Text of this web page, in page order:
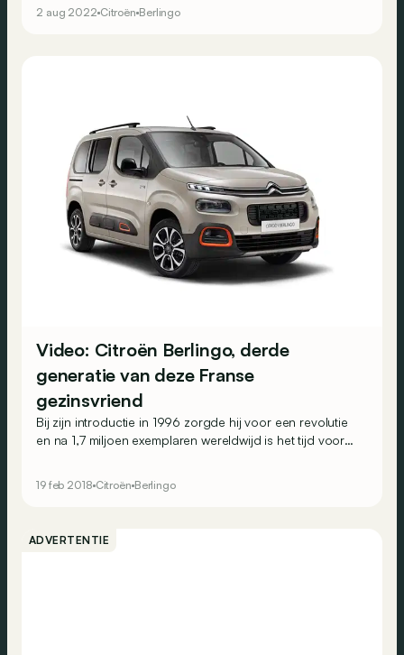
2 aug 2022 Citroën Berlingo
Video: Citroën Berlingo, derde
generatie van deze Franse
gezinsvriend
Bij zijn introductie in 1996 zorgde hij voor een revolutie
en na 1,7 miljoen exemplaren wereldwijd is het tijd voor
19 feb 2018 Citroën Berlingo
ADVERTENTIE